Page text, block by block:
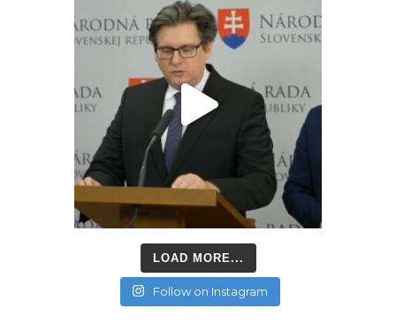
LOAD MORE...
Follow on Instagram